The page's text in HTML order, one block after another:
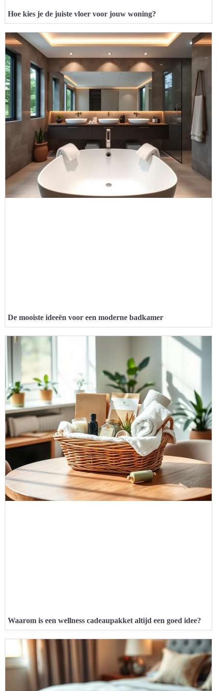
Hoe kies je de juiste vloer voor jouw woning?
De mooiste ideeën voor een moderne badkamer
Waarom is een wellness cadeaupakket altijd een goed idee?